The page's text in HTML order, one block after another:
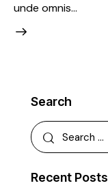
unde omnis…
Search
Recent Posts